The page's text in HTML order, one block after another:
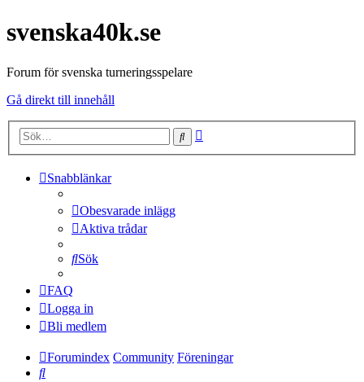
svenska40k.se
Forum för svenska turneringsspelare
Gå direkt till innehåll
Sök
Snabblänkar
Obesvarade inlägg
Aktiva trådar
Sök
FAQ
Logga in
Bli medlem
Forumindex Community Föreningar
Sök